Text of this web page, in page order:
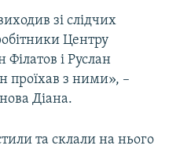
зі слідчих
Центру
Філатов і Руслан
проїхав з ними», –
Діана.
та склали на нього